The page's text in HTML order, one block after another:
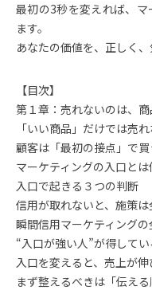
最初の3秒を変えれば、
ます。
あなたの価値を、正しく
【目次】
第１章：売れないのは、
「いい商品」だけでは売
顧客は「最初の接点」で
マーケティングの入口とは
入口で起きる３つの判断
信用が取れないと、施策
瞬間信用マーケティング
“入口が強い人”が得して
入口を変えると、売上が
まず整えるべきは「伝える